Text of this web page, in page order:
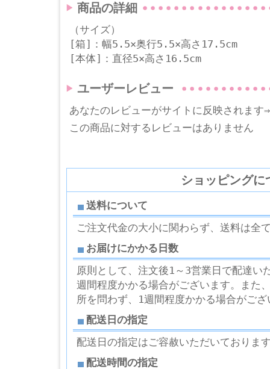
商品の詳細
（サイズ）
[箱]：幅5.5×奥行5.5×高さ17.5cm
[本体]：直径5×高さ16.5cm
ユーザーレビュー
あなたのレビューがサイトに反映されま
この商品に対するレビューはありません
ショッピングに
送料について
ご注文代金の大小に関わらず、送料は全
お届けにかかる日数
原則として、注文後1～3営業日で配達い
週間程度かかる場合がございます。また
所を問わず、1週間程度かかる場合がござ
配送日の指定
配送日の指定はご容赦いただいておりま
配送時間の指定